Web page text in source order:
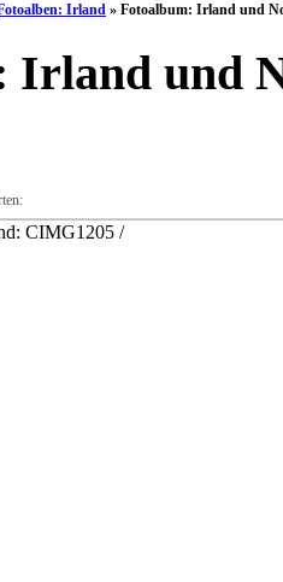
Irland » Fotoalbum: Irland und
Irland und